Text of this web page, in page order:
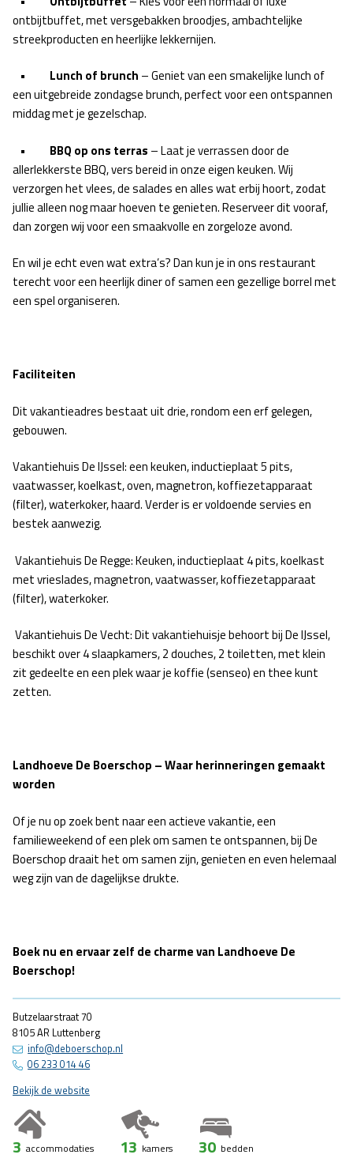
Butzelaarstraat 70
8105 AR Luttenberg
info@deboerschop.nl
06 233 014 46
Bekijk de website
3 accommodaties 13 kamers 30 bedden
ontbijtbuffet, met versgebakken broodjes, ambachtelijke
streekproducten en heerlijke lekkernijen.
• Lunch of brunch – Geniet van een smakelijke lunch of
een uitgebreide zondagse brunch, perfect voor een ontspannen
middag met je gezelschap.
• BBQ op ons terras – Laat je verrassen door de
allerlekkerste BBQ, vers bereid in onze eigen keuken. Wij
verzorgen het vlees, de salades en alles wat erbij hoort, zodat
jullie alleen nog maar hoeven te genieten. Reserveer dit vooraf,
dan zorgen wij voor een smaakvolle en zorgeloze avond.
En wil je echt even wat extra’s? Dan kun je in ons restaurant
terecht voor een heerlijk diner of samen een gezellige borrel met
een spel organiseren.
Faciliteiten
Dit vakantieadres bestaat uit drie, rondom een erf gelegen,
gebouwen.
Vakantiehuis De IJssel: een keuken, inductieplaat 5 pits,
vaatwasser, koelkast, oven, magnetron, koffiezetapparaat
(filter), waterkoker, haard. Verder is er voldoende servies en
bestek aanwezig.
Vakantiehuis De Regge: Keuken, inductieplaat 4 pits, koelkast
met vrieslades, magnetron, vaatwasser, koffiezetapparaat
(filter), waterkoker.
Vakantiehuis De Vecht: Dit vakantiehuisje behoort bij De IJssel,
beschikt over 4 slaapkamers, 2 douches, 2 toiletten, met klein
zit gedeelte en een plek waar je koffie (senseo) en thee kunt
zetten.
Landhoeve De Boerschop – Waar herinneringen gemaakt
worden
Of je nu op zoek bent naar een actieve vakantie, een
familieweekend of een plek om samen te ontspannen, bij De
Boerschop draait het om samen zijn, genieten en even helemaal
weg zijn van de dagelijkse drukte.
Boek nu en ervaar zelf de charme van Landhoeve De
Boerschop!